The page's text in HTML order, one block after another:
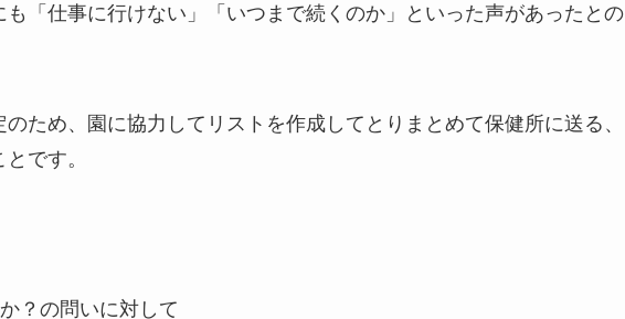
「仕事に行けない」「いつまで続くのか」といった声があったとの
ため、園に協力してリストを作成してとりまとめて保健所に送る、
です。
？の問いに対して